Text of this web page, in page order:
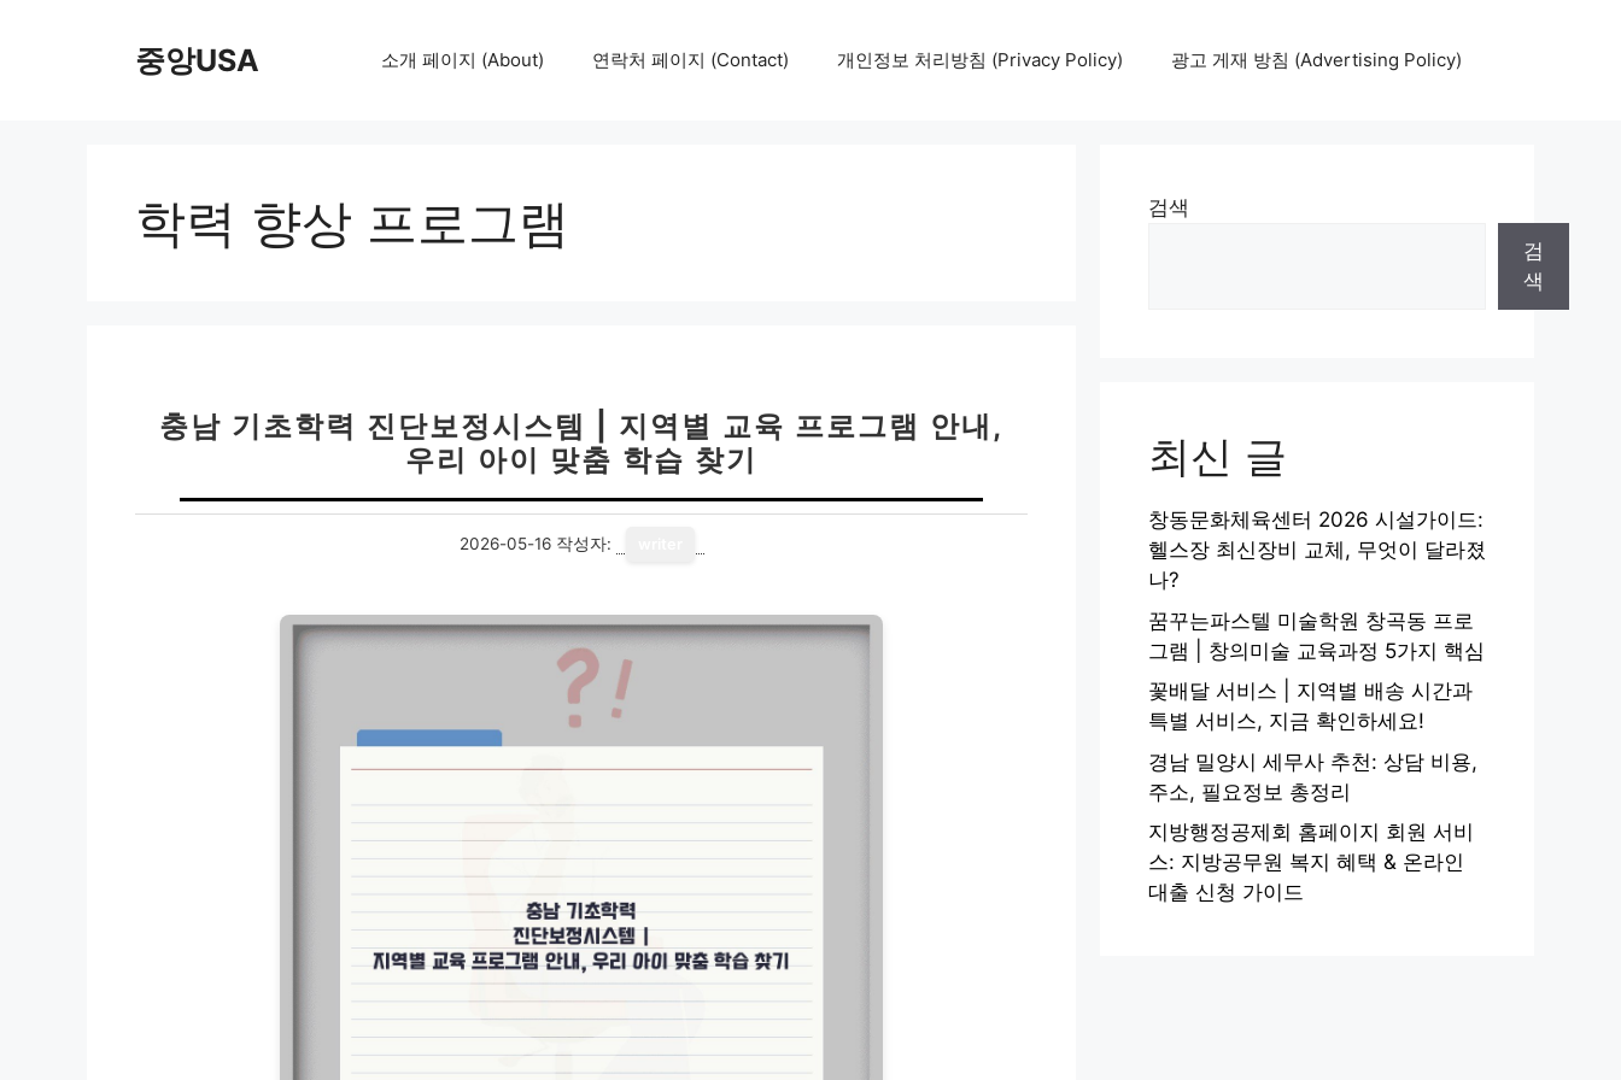
중앙USA 소개 페이지 (About) 연락처 페이지 (Contact) 개인정보 처리방침 (Privacy Policy) 광고 게재 방침 (Advertising Policy)
학력 향상 프로그램
충남 기초학력 진단보정시스템 | 지역별 교육 프로그램 안내,
우리 아이 맞춤 학습 찾기
2026-05-16 작성자:
검색
검
색
최신 글
창동문화체육센터 2026 시설가이드:
헬스장 최신장비 교체, 무엇이 달라졌
나?
꿈꾸는파스텔 미술학원 창곡동 프로
그램 | 창의미술 교육과정 5가지 핵심
꽃배달 서비스 | 지역별 배송 시간과
특별 서비스, 지금 확인하세요!
경남 밀양시 세무사 추천: 상담 비용,
주소, 필요정보 총정리
지방행정공제회 홈페이지 회원 서비
스: 지방공무원 복지 혜택 & 온라인
대출 신청 가이드